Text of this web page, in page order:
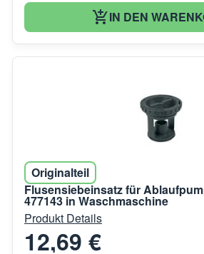
IN DEN
Originalteil
Flusensiebeinsatz für
477143 in Waschmaschine
Produkt Details
12,69 €